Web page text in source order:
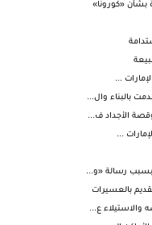
بشأن «كورونا»
...
بالبناء وال...
الأجداد ف...
...
بالعسيرات
والاستيلاء ع...